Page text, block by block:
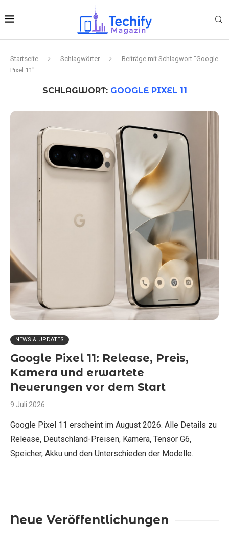
Startseite Schlagwörter
Beiträge mit Schlagwort "Google
Pixel 11"
SCHLAGWORT: GOOGLE PIXEL 11
NEWS & UPDATES
Google Pixel 11: Release, Preis,
Kamera und erwartete
Neuerungen vor dem Start
9 Juli 2026
Google Pixel 11 erscheint im August 2026. Alle Details zu
Release, Deutschland-Preisen, Kamera, Tensor G6,
Speicher, Akku und den Unterschieden der Modelle.
Neue Veröffentlichungen